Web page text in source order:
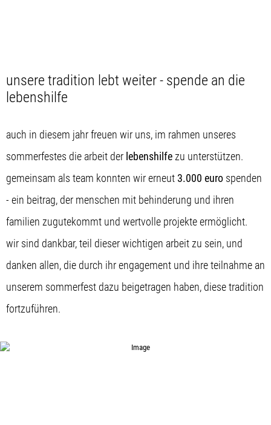
unsere tradition lebt weiter - spende an die
lebenshilfe
auch in diesem jahr freuen wir uns, im rahmen unseres
sommerfestes die arbeit der lebenshilfe zu unterstützen.
gemeinsam als team konnten wir erneut 3.000 euro spenden
- ein beitrag, der menschen mit behinderung und ihren
familien zugutekommt und wertvolle projekte ermöglicht.
wir sind dankbar, teil dieser wichtigen arbeit zu sein, und
danken allen, die durch ihr engagement und ihre teilnahme an
unserem sommerfest dazu beigetragen haben, diese tradition
fortzuführen.